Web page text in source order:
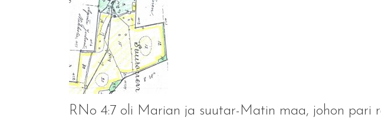
RNo 4:7 oli Marian ja suutar-Matin maa, johon pari